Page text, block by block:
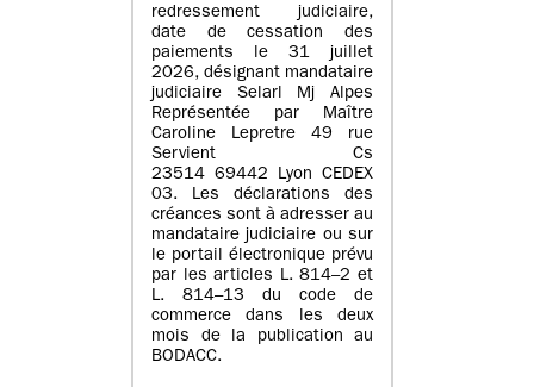
redressement judiciaire,
date de cessation des
paiements le 31 juillet
2026, désignant mandataire
judiciaire Selarl Mj Alpes
Représentée par Maître
Caroline Lepretre 49 rue
Servient Cs
23514 69442 Lyon CEDEX
03. Les déclarations des
créances sont à adresser au
mandataire judiciaire ou sur
le portail électronique prévu
par les articles L. 814–2 et
L. 814–13 du code de
commerce dans les deux
mois de la publication au
BODACC.